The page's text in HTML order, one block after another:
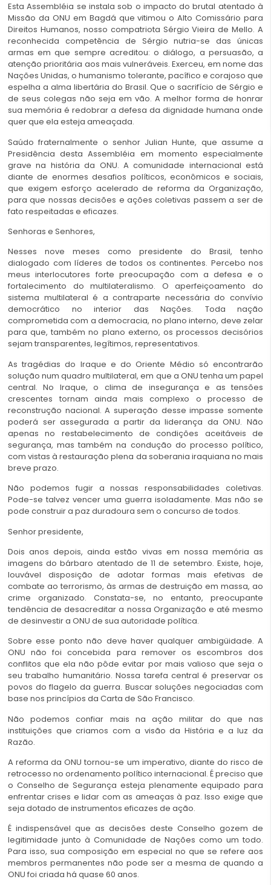
Esta Assembléia se instala sob o impacto do brutal atentado à
Missão da ONU em Bagdá que vitimou o Alto Comissário para
Direitos Humanos, nosso compatriota Sérgio Vieira de Mello. A
reconhecida competência de Sérgio nutria-se das únicas
armas em que sempre acreditou: o diálogo, a persuasão, a
atenção prioritária aos mais vulneráveis. Exerceu, em nome das
Nações Unidas, o humanismo tolerante, pacífico e corajoso que
espelha a alma libertária do Brasil. Que o sacrifício de Sérgio e
de seus colegas não seja em vão. A melhor forma de honrar
sua memória é redobrar a defesa da dignidade humana onde
quer que ela esteja ameaçada.
Saúdo fraternalmente o senhor Julian Hunte, que assume a
Presidência desta Assembléia em momento especialmente
grave na história da ONU. A comunidade internacional está
diante de enormes desafios políticos, econômicos e sociais,
que exigem esforço acelerado de reforma da Organização,
para que nossas decisões e ações coletivas passem a ser de
fato respeitadas e eficazes.
Senhoras e Senhores,
Nesses nove meses como presidente do Brasil, tenho
dialogado com líderes de todos os continentes. Percebo nos
meus interlocutores forte preocupação com a defesa e o
fortalecimento do multilateralismo. O aperfeiçoamento do
sistema multilateral é a contraparte necessária do convívio
democrático no interior das Nações. Toda nação
comprometida com a democracia, no plano interno, deve zelar
para que, também no plano externo, os processos decisórios
sejam transparentes, legítimos, representativos.
As tragédias do Iraque e do Oriente Médio só encontrarão
solução num quadro multilateral, em que a ONU tenha um papel
central. No Iraque, o clima de insegurança e as tensões
crescentes tornam ainda mais complexo o processo de
reconstrução nacional. A superação desse impasse somente
poderá ser assegurada a partir da liderança da ONU. Não
apenas no restabelecimento de condições aceitáveis de
segurança, mas também na condução do processo político,
com vistas à restauração plena da soberania iraquiana no mais
breve prazo.
Não podemos fugir a nossas responsabilidades coletivas.
Pode-se talvez vencer uma guerra isoladamente. Mas não se
pode construir a paz duradoura sem o concurso de todos.
Senhor presidente,
Dois anos depois, ainda estão vivas em nossa memória as
imagens do bárbaro atentado de 11 de setembro. Existe, hoje,
louvável disposição de adotar formas mais efetivas de
combate ao terrorismo, às armas de destruição em massa, ao
crime organizado. Constata-se, no entanto, preocupante
tendência de desacreditar a nossa Organização e até mesmo
de desinvestir a ONU de sua autoridade política.
Sobre esse ponto não deve haver qualquer ambigüidade. A
ONU não foi concebida para remover os escombros dos
conflitos que ela não pôde evitar por mais valioso que seja o
seu trabalho humanitário. Nossa tarefa central é preservar os
povos do flagelo da guerra. Buscar soluções negociadas com
base nos princípios da Carta de São Francisco.
Não podemos confiar mais na ação militar do que nas
instituições que criamos com a visão da História e a luz da
Razão.
A reforma da ONU tornou-se um imperativo, diante do risco de
retrocesso no ordenamento político internacional. É preciso que
o Conselho de Segurança esteja plenamente equipado para
enfrentar crises e lidar com as ameaças à paz. Isso exige que
seja dotado de instrumentos eficazes de ação.
É indispensável que as decisões deste Conselho gozem de
legitimidade junto à Comunidade de Nações como um todo.
Para isso, sua composição em especial no que se refere aos
membros permanentes não pode ser a mesma de quando a
ONU foi criada há quase 60 anos.